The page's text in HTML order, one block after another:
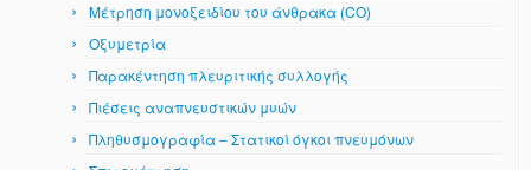
Μέτρηση μονοξειδίου του άνθρακα (CO)
Οξυμετρία
Παρακέντηση πλευριτικής συλλογής
Πιέσεις αναπνευστικών μυών
Πληθυσμογραφία – Στατικοί όγκοι πνευμόνων